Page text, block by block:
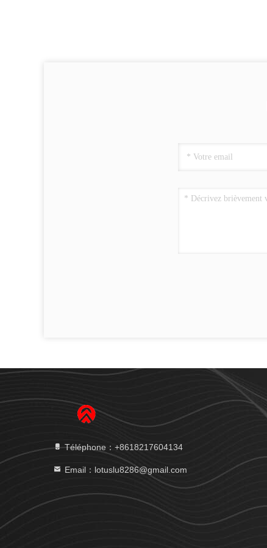
Téléphone：+8618217604134
Email：lotuslu8286@gmail.com